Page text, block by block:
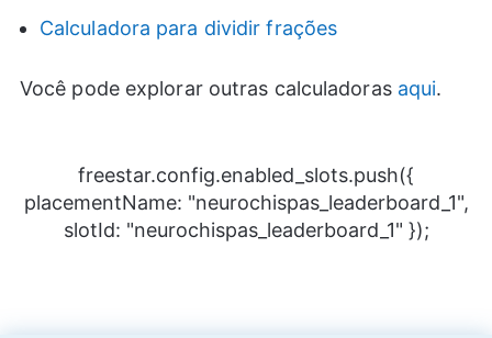
Calculadora para dividir frações
Você pode explorar outras calculadoras aqui.
freestar.config.enabled_slots.push({
placementName: "neurochispas_leaderboard_1",
slotId: "neurochispas_leaderboard_1" });